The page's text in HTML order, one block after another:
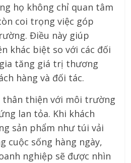
họ không chỉ quan tâm
coi trọng việc góp
Điều này giúp
khác biệt so với các đối
tăng giá trị thương
hàng và đối tác.
thân thiện với môi trường
lan tỏa. Khi khách
sản phẩm như túi vải
cuộc sống hàng ngày,
nghiệp sẽ được nhìn